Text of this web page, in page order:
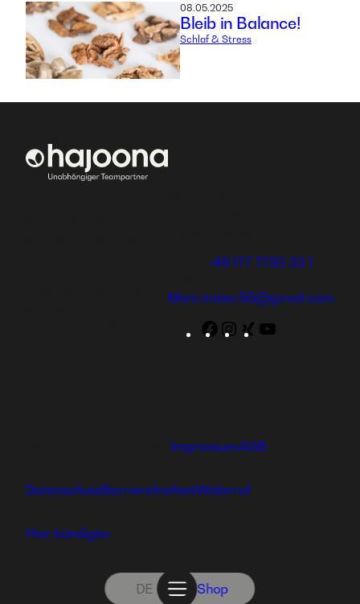
DE Shop
08.05.2025
Bleib in Balance!
Schlaf & Stress
+49 177 7792 33 1
Moni.maier.55@gmail.com
Facebook
Instagram
WordPress
ImpressumAGB
DatenschutzBarrierefreiheitWiderruf
Hier kündigen